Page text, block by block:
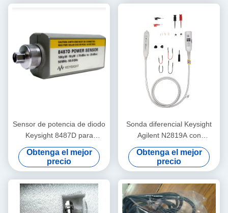
Sensor de potencia de diodo
Keysight 8487D para
mediciones de potencia
promedio de 50 MHz a 50
GHz con calibración
rastreable NIST
Obtenga el mejor
precio
Sonda diferencial Keysight
Agilent N2819A con
AutoProbe 800 MHz
Atenuación 10:1 Resistencia
de entrada 200 kΩ
Obtenga el mejor
precio